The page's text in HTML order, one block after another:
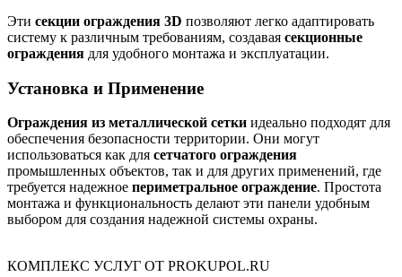
Эти секции ограждения 3D позволяют легко адаптировать
систему к различным требованиям, создавая секционные
ограждения для удобного монтажа и эксплуатации.
Установка и Применение
Ограждения из металлической сетки идеально подходят для
обеспечения безопасности территории. Они могут
использоваться как для сетчатого ограждения
промышленных объектов, так и для других применений, где
требуется надежное периметральное ограждение. Простота
монтажа и функциональность делают эти панели удобным
выбором для создания надежной системы охраны.
КОМПЛЕКС УСЛУГ ОТ PROKUPOL.RU